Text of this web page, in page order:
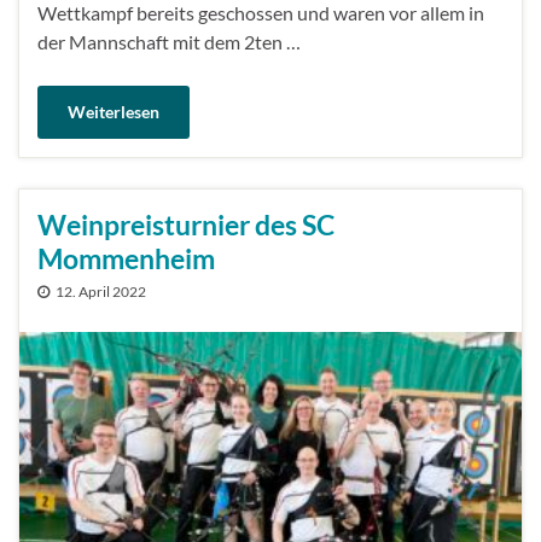
Wettkampf bereits geschossen und waren vor allem in
der Mannschaft mit dem 2ten …
Weiterlesen
Weinpreisturnier des SC
Mommenheim
12. April 2022